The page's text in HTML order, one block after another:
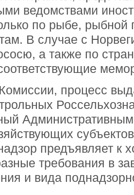
ведомствами
по рыбе, рыбной
В случае с
а также по
процесс
предъявляет к
требования в
и вида